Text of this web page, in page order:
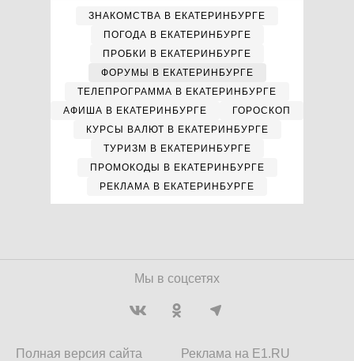
ЗНАКОМСТВА В ЕКАТЕРИНБУРГЕ
ПОГОДА В ЕКАТЕРИНБУРГЕ
ПРОБКИ В ЕКАТЕРИНБУРГЕ
ФОРУМЫ В ЕКАТЕРИНБУРГЕ
ТЕЛЕПРОГРАММА В ЕКАТЕРИНБУРГЕ
АФИША В ЕКАТЕРИНБУРГЕ
ГОРОСКОП
КУРСЫ ВАЛЮТ В ЕКАТЕРИНБУРГЕ
ТУРИЗМ В ЕКАТЕРИНБУРГЕ
ПРОМОКОДЫ В ЕКАТЕРИНБУРГЕ
РЕКЛАМА В ЕКАТЕРИНБУРГЕ
Мы в соцсетях
Полная версия сайта
Реклама на E1.RU